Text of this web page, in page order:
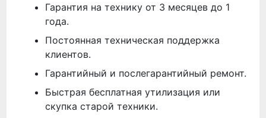
Гарантия на технику от 3 месяцев до 1
года.
Постоянная техническая поддержка
клиентов.
Гарантийный и послегарантийный ремонт.
Быстрая бесплатная утилизация или
скупка старой техники.